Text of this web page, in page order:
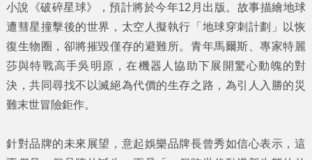
小說《破碎星球》，預計將於今年12月出版。故事描繪地球
遭彗星撞擊後的世界，太空人擬執行「地球穿刺計劃」以恢
復生物圈，卻將摧毀僅存的避難所。青年馬爾斯、專家特麗
莎與特戰高手吳明原，在機器人協助下展開驚心動魄的對
決，共同尋找不以滅絕為代價的生存之路，為引人入勝的災
難末世冒險鉅作。
針對品牌的未來展望，意起娛樂品牌長曾秀如信心表示，這